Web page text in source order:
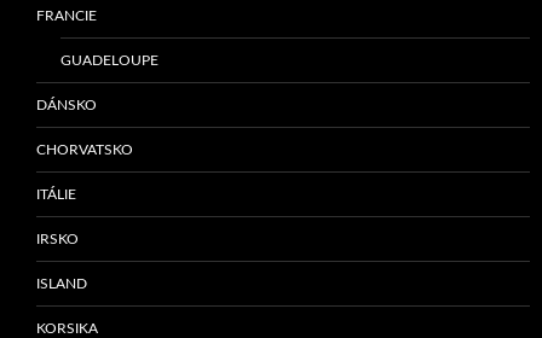
FRANCIE
GUADELOUPE
DÁNSKO
CHORVATSKO
ITÁLIE
IRSKO
ISLAND
KORSIKA